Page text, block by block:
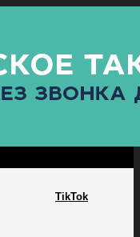
TikTok
ПРОКУРАТУРАСПОРТ